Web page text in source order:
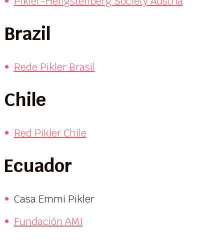
Brazil
Rede Pikler Brasil
Chile
Red Pikler Chile
Ecuador
Casa Emmi Pikler
Fundación AMI